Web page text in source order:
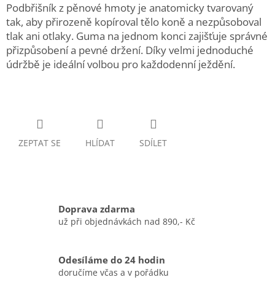
Podbřišník z pěnové hmoty je anatomicky tvarovaný
tak, aby přirozeně kopíroval tělo koně a nezpůsoboval
tlak ani otlaky. Guma na jednom konci zajišťuje správné
přizpůsobení a pevné držení. Díky velmi jednoduché
údržbě je ideální volbou pro každodenní ježdění.
ZEPTAT SE HLÍDAT SDÍLET
Doprava zdarma
už při objednávkách nad 890,- Kč
Odesíláme do 24 hodin
doručíme včas a v pořádku